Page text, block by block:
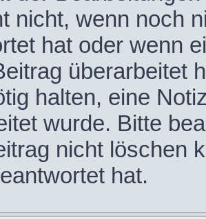
nicht, wenn noch
hat oder wenn
überarbeitet
halten, eine
wurde. Bitte
nicht löschen
hat.